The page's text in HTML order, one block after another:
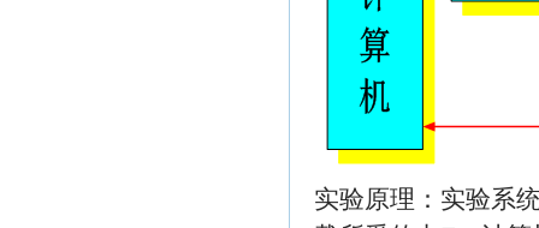
实验原理：实验系